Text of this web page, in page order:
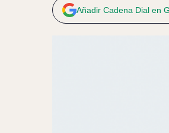
Añadir Cadena Dial en